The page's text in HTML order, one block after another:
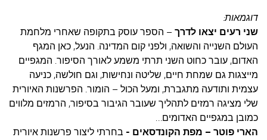
דוגמאות:
שני רעים יצאו לדרך – הספר עוסק בתקופה שאחרי מלחמת
העולם השנייה והשואה, ולפני קום המדינה. הנעל, כאן המגף
האדום, עובר כחוט השני תרתי משמע לאורך הסיפור. המגפיים
מייצגות גם שמחת חיים, שליטה ונחישות, וגם חולשה, כניעה
עצמית ותודעה מתגברת, ומעל הכול – הומור. הפרשנות האיורית
שלי מציגה רמזים לתהליך שעובר הגיבור בסיפור, הרמזים מלווים
כמובן במגפיים האדומים…
הארי פוטר – מפת הקונדסאים - בחרתי ליצור פרשנות איורית